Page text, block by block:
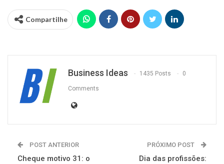
Compartilhe
Business Ideas 1435 Posts 0
Comments
POST ANTERIOR
Cheque motivo 31: o
PRÓXIMO POST
Dia das profissões: